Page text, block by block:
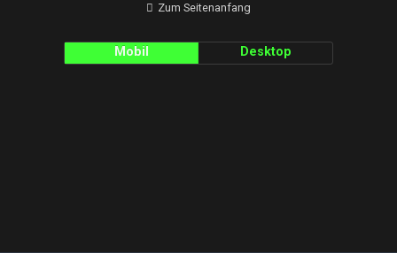
Zum Seitenanfang
Mobil Desktop